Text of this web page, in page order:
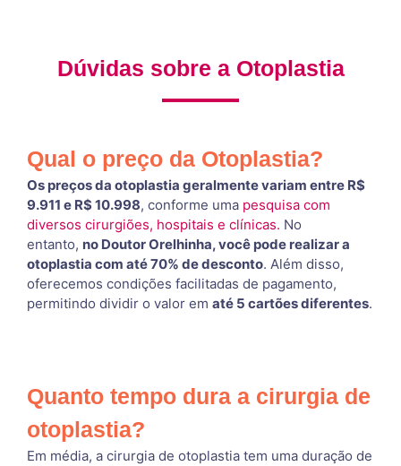
Dúvidas sobre a Otoplastia
Qual o preço da Otoplastia?
Os preços da otoplastia geralmente variam entre R$
9.911 e R$ 10.998, conforme uma pesquisa com
diversos cirurgiões, hospitais e clínicas. No
entanto, no Doutor Orelhinha, você pode realizar a
otoplastia com até 70% de desconto. Além disso,
oferecemos condições facilitadas de pagamento,
permitindo dividir o valor em até 5 cartões diferentes.
Quanto tempo dura a cirurgia de
otoplastia?
Em média, a cirurgia de otoplastia tem uma duração de